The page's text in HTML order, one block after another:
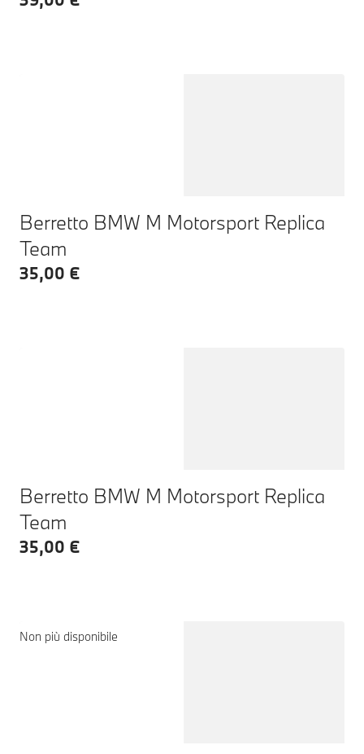
Berretto BMW M Motorsport Replica
Team
35,00 €
Berretto BMW M Motorsport Replica
Team
35,00 €
Non più disponibile